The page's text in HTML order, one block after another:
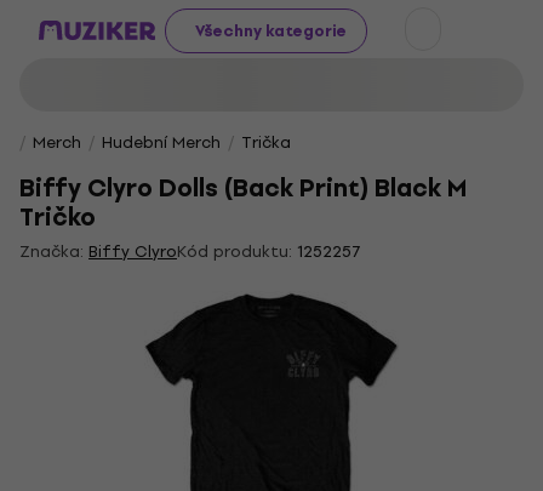
Všechny kategorie
Merch Hudební Merch Trička
Biffy Clyro Dolls (Back Print) Black M
Tričko
Značka: Biffy ClyroKód produktu: 1252257